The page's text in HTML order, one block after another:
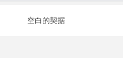
空白的契据